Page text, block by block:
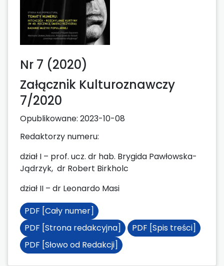
Nr 7 (2020)
Załącznik Kulturoznawczy
7/2020
Opublikowane: 2023-10-08
Redaktorzy numeru:
dział I – prof. ucz. dr hab. Brygida Pawłowska-
Jądrzyk, dr Robert Birkholc
dział II – dr Leonardo Masi
PDF [Cały numer]
PDF [Strona redakcyjna]
PDF [Spis treści]
PDF [Słowo od Redakcji]